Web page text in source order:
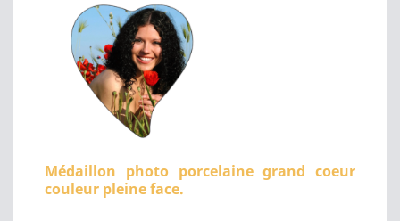
Médaillon photo porcelaine grand coeur
couleur pleine face.